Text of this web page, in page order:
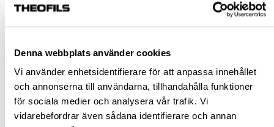
Denna webbplats använder cookies
Vi använder enhetsidentifierare för att anpassa innehållet
och annonserna till användarna, tillhandahålla funktioner
för sociala medier och analysera vår trafik. Vi
vidarebefordrar även sådana identifierare och annan
Köp Köp